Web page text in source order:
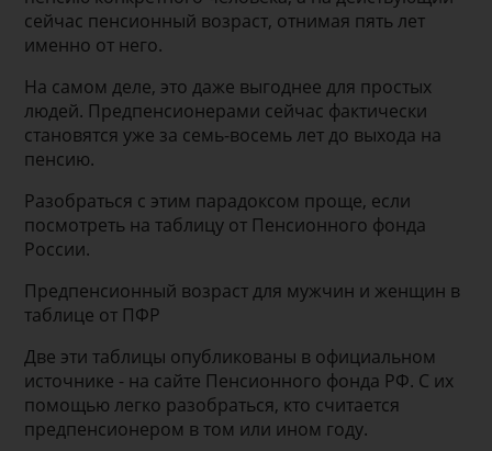
сейчас пенсионный возраст, отнимая пять лет
именно от него.
На самом деле, это даже выгоднее для простых
людей. Предпенсионерами сейчас фактически
становятся уже за семь-восемь лет до выхода на
пенсию.
Разобраться с этим парадоксом проще, если
посмотреть на таблицу от Пенсионного фонда
России.
Предпенсионный возраст для мужчин и женщин в
таблице от ПФР
Две эти таблицы опубликованы в официальном
источнике - на сайте Пенсионного фонда РФ. С их
помощью легко разобраться, кто считается
предпенсионером в том или ином году.